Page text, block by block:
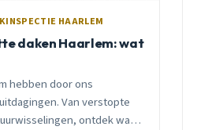
HAARLEM
daken Haarlem: wat
hebben door ons
Van verstopte
ontdek wat